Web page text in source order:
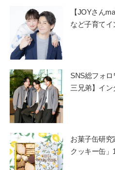
【JOYさん
など子育てイ
SNS総フォ
三兄弟】イン
お菓子缶研
クッキー缶」